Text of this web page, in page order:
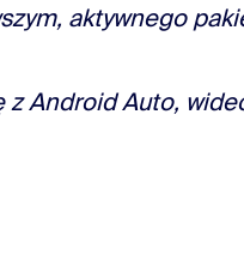
aktywnego
z Android Auto,